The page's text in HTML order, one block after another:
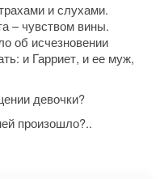
и слухами.
– чувством вины.
об исчезновении
и Гарриет, и ее муж,
девочки?
произошло?..